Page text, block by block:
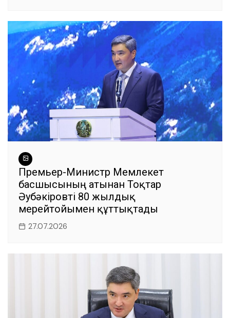
Премьер-Министр Мемлекет
басшысының атынан Тоқтар
Әубәкіровті 80 жылдық
мерейтойымен құттықтады
27.07.2026